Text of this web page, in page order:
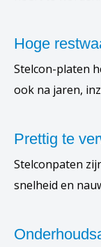
Hoge
Stelcon-platen
ook na jaren,
Prettig te
Stelconpaten
snelheid en